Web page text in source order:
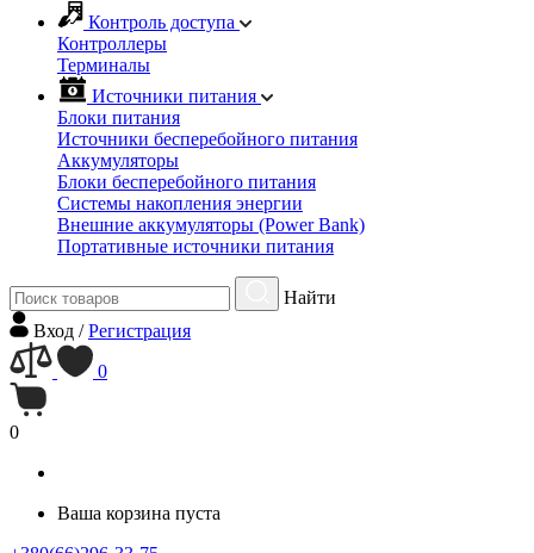
Контроль доступа
Контроллеры
Терминалы
Источники питания
Блоки питания
Источники бесперебойного питания
Аккумуляторы
Блоки бесперебойного питания
Системы накопления энергии
Внешние аккумуляторы (Power Bank)
Портативные источники питания
Найти
Вход /Регистрация
0
0
Ваша корзина пуста